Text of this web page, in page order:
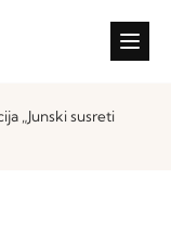
„Junski susreti